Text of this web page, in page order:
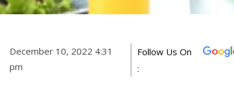
December 10, 2022 4:31
pm
Follow Us On
: